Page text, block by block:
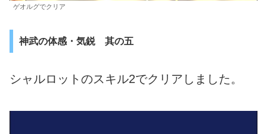
ゲオルグでクリア
神武の体感・気鋭 其の五
シャルロットのスキル2でクリアしました。